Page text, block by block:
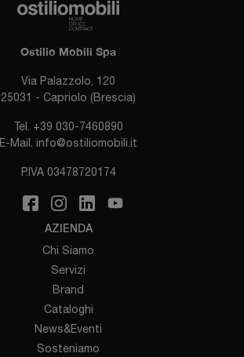
Ostilio Mobili Spa
Via Palazzolo, 120
25031 - Capriolo (Brescia)
Tel. +39 030-7460890
E-Mail. info@ostiliomobili.it
P.IVA 03478720174
AZIENDA
Chi Siamo
Servizi
Brand
Cataloghi
News&Eventi
Sosteniamo